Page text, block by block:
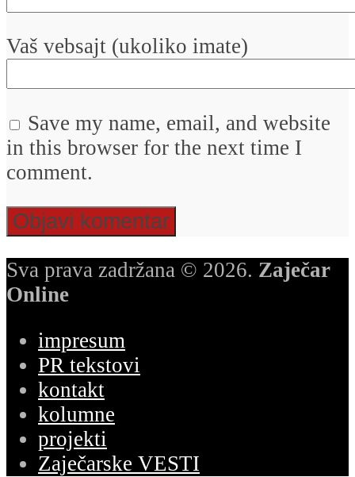
Vaš vebsajt (ukoliko imate)
Save my name, email, and website
in this browser for the next time I
comment.
Sva prava zadržana © 2026. Zaječar
Online
impresum
PR tekstovi
kontakt
kolumne
projekti
Zaječarske VESTI